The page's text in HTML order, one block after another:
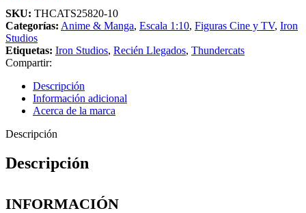
SKU: THCATS25820-10
Categorías: Anime & Manga, Escala 1:10, Figuras Cine y TV, Iron
Studios
Etiquetas: Iron Studios, Recién Llegados, Thundercats
Compartir:
Descripción
Información adicional
Acerca de la marca
Descripción
Descripción
INFORMACIÓN